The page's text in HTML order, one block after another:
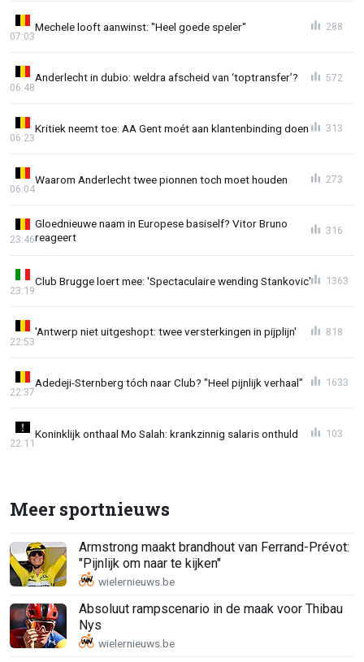
Mechele looft aanwinst: "Heel goede speler"
07:03
288
Anderlecht in dubio: weldra afscheid van ‘toptransfer’?
06:48
572
Kritiek neemt toe: AA Gent moét aan klantenbinding doen
06:23
313
Waarom Anderlecht twee pionnen toch moet houden
06:04
273
Gloednieuwe naam in Europese basiself? Vitor Bruno
reageert
23:46
316
Club Brugge loert mee: 'Spectaculaire wending Stankovic'
23:19
1363
'Antwerp niet uitgeshopt: twee versterkingen in pijplijn'
22:53
818
Adedeji-Sternberg tóch naar Club? "Heel pijnlijk verhaal"
22:37
1633
Koninklijk onthaal Mo Salah: krankzinnig salaris onthuld
22:11
103
Meer sportnieuws
Armstrong maakt brandhout van Ferrand-Prévot:
"Pijnlijk om naar te kijken"
Absoluut rampscenario in de maak voor Thibau
Nys